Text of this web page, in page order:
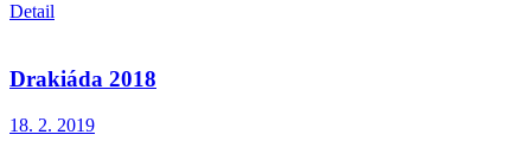
Detail
Drakiáda 2018
18. 2. 2019